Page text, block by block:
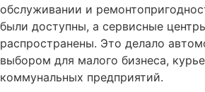
обслуживании и
были доступны, а сервисные
распространены. Это делало
выбором для малого бизнеса,
коммунальных предприятий.